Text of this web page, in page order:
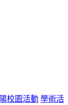
校園活動 學術活